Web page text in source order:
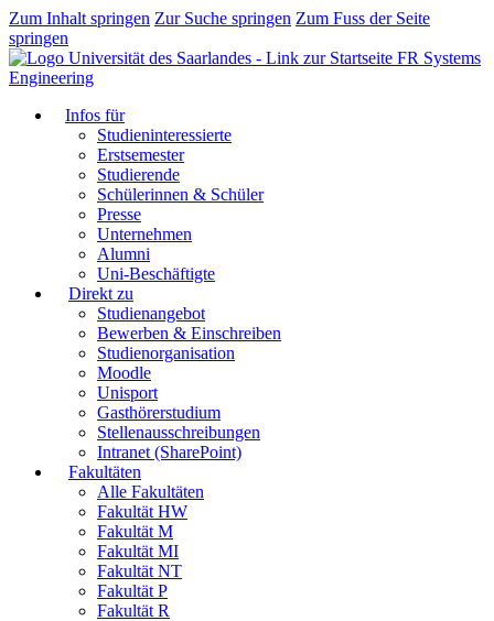
Zum Inhalt springen Zur Suche springen Zum Fuss der Seite
springen
FR Systems
Engineering
Infos für
Studieninteressierte
Erstsemester
Studierende
Schülerinnen & Schüler
Presse
Unternehmen
Alumni
Uni-Beschäftigte
Direkt zu
Studienangebot
Bewerben & Einschreiben
Studienorganisation
Moodle
Unisport
Gasthörerstudium
Stellenausschreibungen
Intranet (SharePoint)
Fakultäten
Alle Fakultäten
Fakultät HW
Fakultät M
Fakultät MI
Fakultät NT
Fakultät P
Fakultät R